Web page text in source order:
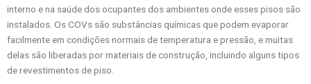
interno e na saúde dos ocupantes dos ambientes onde esses pisos são
instalados. Os COVs são substâncias químicas que podem evaporar
facilmente em condições normais de temperatura e pressão, e muitas
delas são liberadas por materiais de construção, incluindo alguns tipos
de revestimentos de piso.